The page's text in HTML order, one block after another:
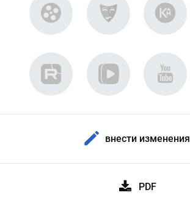
внести изменения
PDF